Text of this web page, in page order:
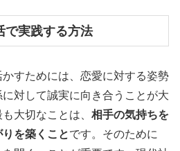
で実践する方法
すためには、恋愛に対する姿勢
対して誠実に向き合うことが大
大切なことは、 相手の気持ちを
を築くことです。そのために